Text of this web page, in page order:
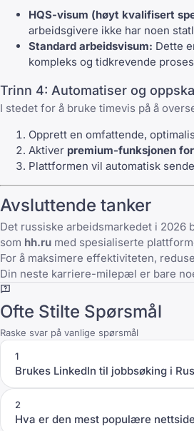
HQS-visum (høyt kvalifisert
arbeidsgivere ikke har noen
Standard arbeidsvisum: Dette
kompleks og tidkrevende
Trinn 4: Automatiser og
I stedet for å bruke timevis på å
Opprett en omfattende,
Aktiver premium-funksjonen
Plattformen vil automatisk
Avsluttende tanker
Det russiske arbeidsmarkedet i 2026
som hh.ru med spesialiserte
For å maksimere effektiviteten,
Din neste karriere-milepæl er bare
Ofte Stilte Spørsmål
Raske svar på vanlige spørsmål
1
Brukes LinkedIn til jobbsøking i
2
Hva er den mest populære